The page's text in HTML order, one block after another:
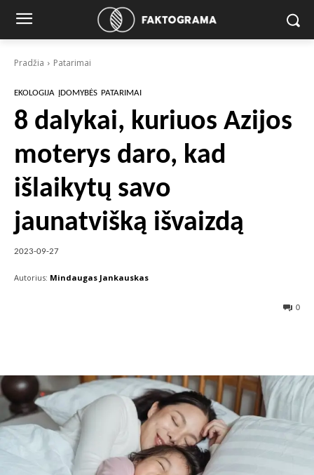
Pradžia Patarimai
EKOLOGIJA ĮDOMYBĖS PATARIMAI
8 dalykai, kuriuos Azijos
moterys daro, kad
išlaikytų savo
jaunatvišką išvaizdą
2023-09-27
Autorius: Mindaugas Jankauskas
0